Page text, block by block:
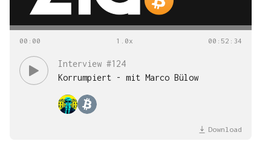
00 : 00 00 : 52 : 34
Interview #124
Korrumpiert - mit Marco Bülow
Download